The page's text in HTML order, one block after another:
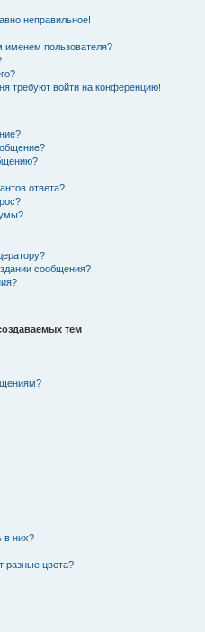
неправильное!
именем пользователя?
требуют войти на конференцию!
ответа?
сообщения?
тем
в них?
разные цвета?